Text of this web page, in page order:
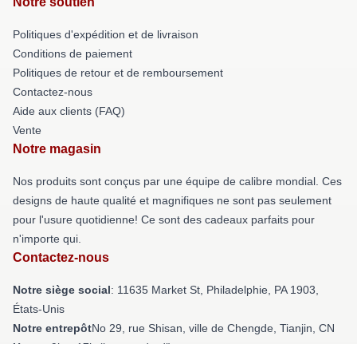
Politiques d'expédition et de livraison
Conditions de paiement
Politiques de retour et de remboursement
Contactez-nous
Aide aux clients (FAQ)
Vente
Notre magasin
Nos produits sont conçus par une équipe de calibre mondial. Ces
designs de haute qualité et magnifiques ne sont pas seulement
pour l'usure quotidienne! Ce sont des cadeaux parfaits pour
n'importe qui.
Contactez-nous
Notre siège social: 11635 Market St, Philadelphie, PA 1903,
États-Unis
Notre entrepôtNo 29, rue Shisan, ville de Chengde, Tianjin, CN